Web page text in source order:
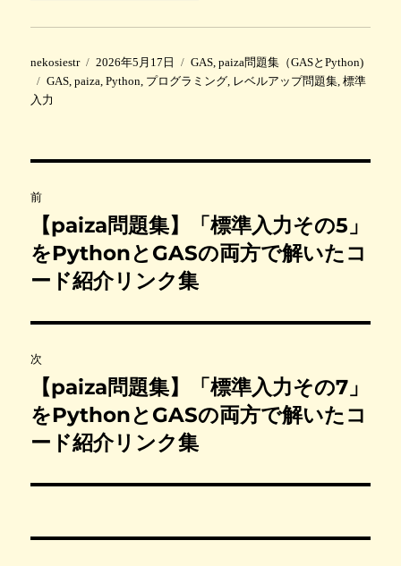
投
稿
者
nekosiestr
投
稿
2026年5月17日
カ
テ
GAS,paiza問題集（GASとPython)
タ
グ
GAS,paiza,Python, プログラミング, レベルアップ問題集,標準
入力
稿
ナ
ゲ
ー
シ
ョ
ン
前
の
投
:
【paiza問題集】「標準入力その5」
をPythonとGASの両方で解いたコ
ード紹介リンク集
次
の
投
:
【paiza問題集】「標準入力その7」
をPythonとGASの両方で解いたコ
ード紹介リンク集